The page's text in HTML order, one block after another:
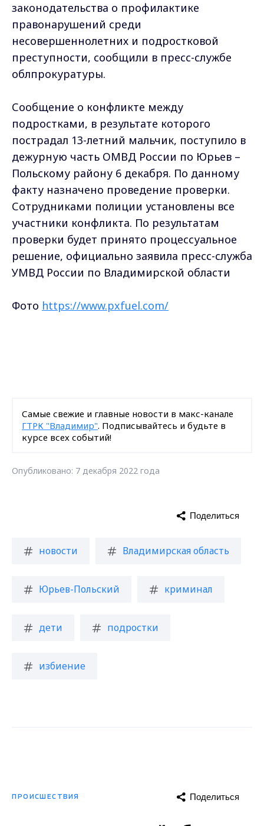
законодательства о профилактике
правонарушений среди
несовершеннолетних и подростковой
преступности, сообщили в пресс-службе
облпрокуратуры.
Сообщение о конфликте между
подростками, в результате которого
пострадал 13-летний мальчик, поступило в
дежурную часть ОМВД России по Юрьев –
Польскому району 6 декабря. По данному
факту назначено проведение проверки.
Сотрудниками полиции установлены все
участники конфликта. По результатам
проверки будет принято процессуальное
решение, официально заявила пресс-служба
УМВД России по Владимирской области
Фото https://www.pxfuel.com/
Самые свежие и главные новости в макс-канале
ГТРК "Владимир". Подписывайтесь и будьте в
курсе всех событий!
Опубликовано: 7 декабря 2022 года
новости Владимирская область
Юрьев-Польский криминал
дети подростки
избиение
Поделиться
ПРОИСШЕСТВИЯ Поделиться